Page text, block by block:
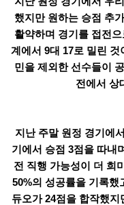
했지만 원하는 승점 추
활약하며 경기를 접전
계에서 9대 17로 밀린
민을 제외한 선수들이
전에서 상
지난 주말 원정 경기에
기에서 승점 3점을 따내
전 직행 가능성이 더 희
50%의 성공률을 기록했
듀오가 24점을 합작했지